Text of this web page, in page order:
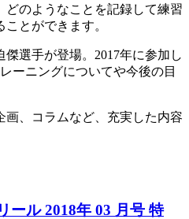
どのようなことを記録して練習
とができます。
選手が登場。2017年に参加し
ーニングについてや今後の目
画、コラムなど、充実した内容
ール 2018年 03 月号 特